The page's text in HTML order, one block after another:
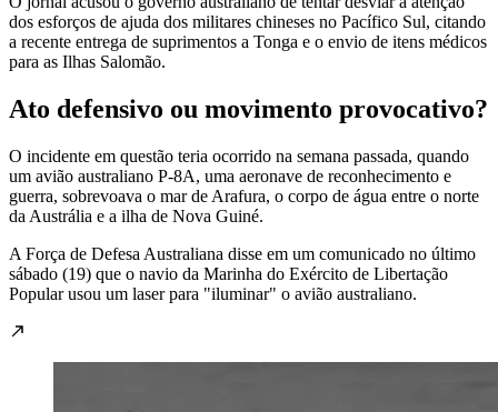
dos esforços de ajuda dos militares chineses no Pacífico Sul, citando
a recente entrega de suprimentos a Tonga e o envio de itens médicos
para as Ilhas Salomão.
Ato defensivo ou movimento provocativo?
O incidente em questão teria ocorrido na semana passada, quando
um avião australiano P-8A, uma aeronave de reconhecimento e
guerra, sobrevoava o mar de Arafura, o corpo de água entre o norte
da Austrália e a ilha de Nova Guiné.
A Força de Defesa Australiana disse em um comunicado no último
sábado (19) que o navio da Marinha do Exército de Libertação
Popular usou um laser para "iluminar" o avião australiano.